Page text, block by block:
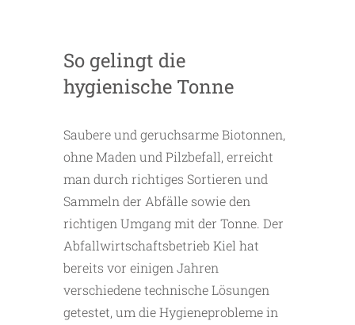
So gelingt die
hygienische Tonne
Saubere und geruchsarme Biotonnen,
ohne Maden und Pilzbefall, erreicht
man durch richtiges Sortieren und
Sammeln der Abfälle sowie den
richtigen Umgang mit der Tonne. Der
Abfallwirtschaftsbetrieb Kiel hat
bereits vor einigen Jahren
verschiedene technische Lösungen
getestet, um die Hygieneprobleme in